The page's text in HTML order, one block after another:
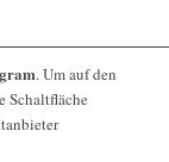
. Um auf den
Schaltfläche